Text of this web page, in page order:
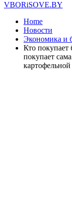
VBORiSOVE.BY
Home
Новости
Экономика и
Кто покупает
покупает